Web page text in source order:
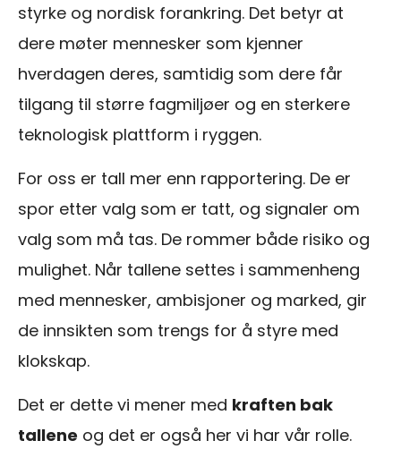
styrke og nordisk forankring. Det betyr at
dere møter mennesker som kjenner
hverdagen deres, samtidig som dere får
tilgang til større fagmiljøer og en sterkere
teknologisk plattform i ryggen.
For oss er tall mer enn rapportering. De er
spor etter valg som er tatt, og signaler om
valg som må tas. De rommer både risiko og
mulighet. Når tallene settes i sammenheng
med mennesker, ambisjoner og marked, gir
de innsikten som trengs for å styre med
klokskap.
Det er dette vi mener med kraften bak
tallene og det er også her vi har vår rolle.